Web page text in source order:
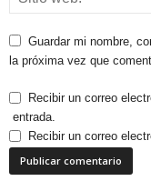
Guardar mi nombre,
la próxima vez que
Recibir un correo
entrada.
Recibir un correo